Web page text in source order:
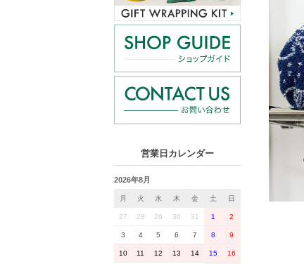
営業日カレンダー
2026年8月
月 火 水 木 金 土 日
27 28 29 30 31 1 2
3 4 5 6 7 8 9
10 11 12 13 14 15 16